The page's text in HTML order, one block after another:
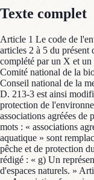
Texte complet
Article 1 Le code de
articles 2 à 5 du
complété par un X et
Comité national de la
Conseil national de la
D. 213-3 est ainsi
protection de
associations agréées
mots : « associations
aquatique » sont
pêche et de protection
rédigé : « g) Un
d'espaces naturels. »